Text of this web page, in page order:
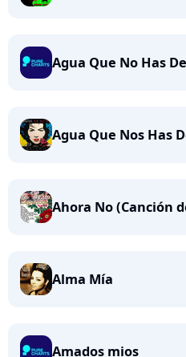
Agua Que No Has
Agua Que Nos Has
Ahora No (Canción
Alma Mía
Amados mios